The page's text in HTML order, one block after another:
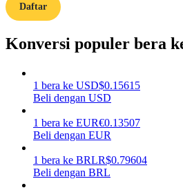
Menghasilkan
Daftar
Konversi populer bera
1 bera ke USD$0.15615
Beli dengan USD
1 bera ke EUR€0.13507
Beli dengan EUR
1 bera ke BRLR$0.79604
Beli dengan BRL